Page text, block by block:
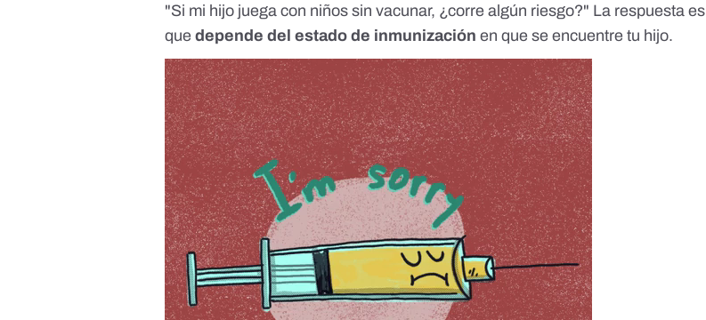
"Si mi hijo juega con niños sin vacunar, ¿corre algún riesgo?" La respuesta es
quedepende del estado de inmunización en que se encuentre tu hijo.